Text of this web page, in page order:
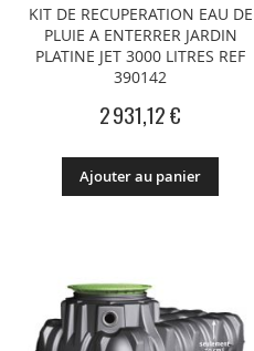
KIT DE RECUPERATION EAU DE
PLUIE A ENTERRER JARDIN
PLATINE JET 3000 LITRES REF
390142
2 931,12 €
Ajouter au panier